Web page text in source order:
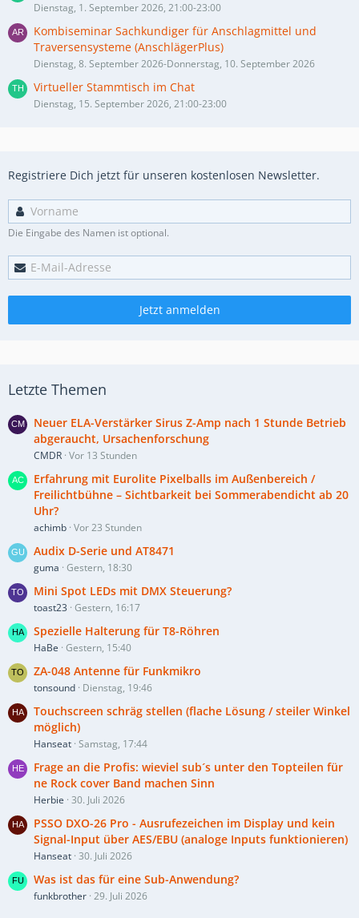
Dienstag, 1. September 2026, 21:00-23:00
Kombiseminar Sachkundiger für Anschlagmittel und
Traversensysteme (AnschlägerPlus)
Dienstag, 8. September 2026-Donnerstag, 10. September 2026
Virtueller Stammtisch im Chat
Dienstag, 15. September 2026, 21:00-23:00
Registriere Dich jetzt für unseren kostenlosen Newsletter.
Die Eingabe des Namen ist optional.
Jetzt anmelden
Letzte Themen
Neuer ELA-Verstärker Sirus Z-Amp nach 1 Stunde Betrieb
abgeraucht, Ursachenforschung
CMDR Vor 13 Stunden
Erfahrung mit Eurolite Pixelballs im Außenbereich /
Freilichtbühne – Sichtbarkeit bei Sommerabendicht ab 20
Uhr?
achimb Vor 23 Stunden
Audix D-Serie und AT8471
guma Gestern, 18:30
Mini Spot LEDs mit DMX Steuerung?
toast23 Gestern, 16:17
Spezielle Halterung für T8-Röhren
HaBe Gestern, 15:40
ZA-048 Antenne für Funkmikro
tonsound Dienstag, 19:46
Touchscreen schräg stellen (flache Lösung / steiler Winkel
möglich)
Hanseat Samstag, 17:44
Frage an die Profis: wieviel sub´s unter den Topteilen für
ne Rock cover Band machen Sinn
Herbie 30. Juli 2026
PSSO DXO-26 Pro - Ausrufezeichen im Display und kein
Signal-Input über AES/EBU (analoge Inputs funktionieren)
Hanseat 30. Juli 2026
Was ist das für eine Sub-Anwendung?
funkbrother 29. Juli 2026